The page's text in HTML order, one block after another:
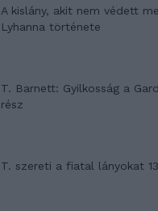
A kislány, akit nem védett
Lyhanna története
T. Barnett: Gyilkosság a
rész
T. szereti a fiatal lányokat